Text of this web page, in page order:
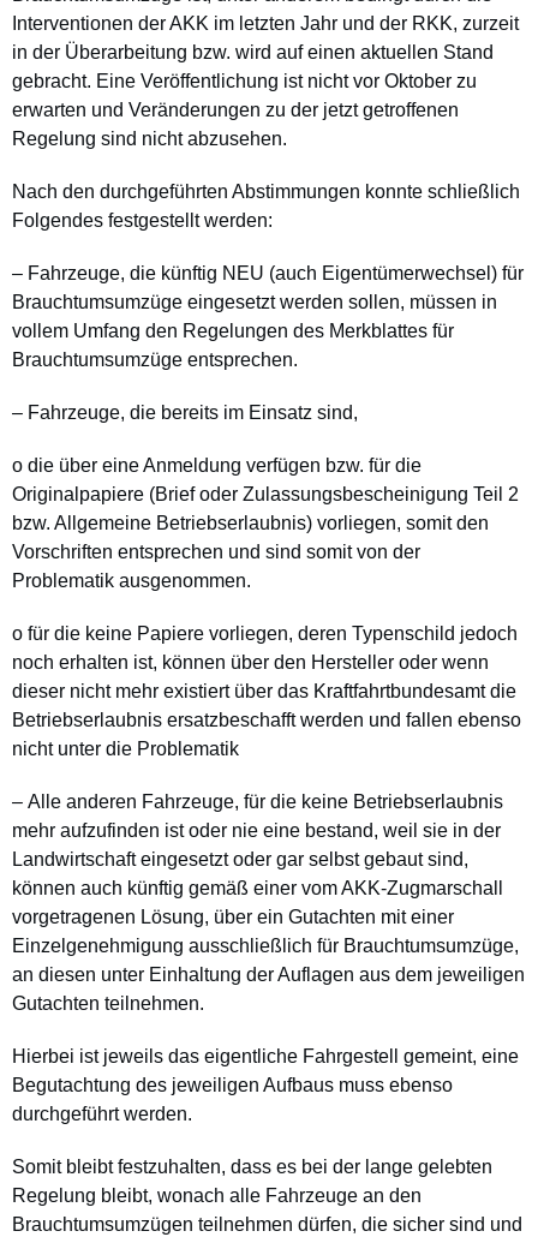
Interventionen der AKK im letzten Jahr und der RKK, zurzeit
in der Überarbeitung bzw. wird auf einen aktuellen Stand
gebracht. Eine Veröffentlichung ist nicht vor Oktober zu
erwarten und Veränderungen zu der jetzt getroffenen
Regelung sind nicht abzusehen.
Nach den durchgeführten Abstimmungen konnte schließlich
Folgendes festgestellt werden:
– Fahrzeuge, die künftig NEU (auch Eigentümerwechsel) für
Brauchtumsumzüge eingesetzt werden sollen, müssen in
vollem Umfang den Regelungen des Merkblattes für
Brauchtumsumzüge entsprechen.
– Fahrzeuge, die bereits im Einsatz sind,
o die über eine Anmeldung verfügen bzw. für die
Originalpapiere (Brief oder Zulassungsbescheinigung Teil 2
bzw. Allgemeine Betriebserlaubnis) vorliegen, somit den
Vorschriften entsprechen und sind somit von der
Problematik ausgenommen.
o für die keine Papiere vorliegen, deren Typenschild jedoch
noch erhalten ist, können über den Hersteller oder wenn
dieser nicht mehr existiert über das Kraftfahrtbundesamt die
Betriebserlaubnis ersatzbeschafft werden und fallen ebenso
nicht unter die Problematik
– Alle anderen Fahrzeuge, für die keine Betriebserlaubnis
mehr aufzufinden ist oder nie eine bestand, weil sie in der
Landwirtschaft eingesetzt oder gar selbst gebaut sind,
können auch künftig gemäß einer vom AKK-Zugmarschall
vorgetragenen Lösung, über ein Gutachten mit einer
Einzelgenehmigung ausschließlich für Brauchtumsumzüge,
an diesen unter Einhaltung der Auflagen aus dem jeweiligen
Gutachten teilnehmen.
Hierbei ist jeweils das eigentliche Fahrgestell gemeint, eine
Begutachtung des jeweiligen Aufbaus muss ebenso
durchgeführt werden.
Somit bleibt festzuhalten, dass es bei der lange gelebten
Regelung bleibt, wonach alle Fahrzeuge an den
Brauchtumsumzügen teilnehmen dürfen, die sicher sind und